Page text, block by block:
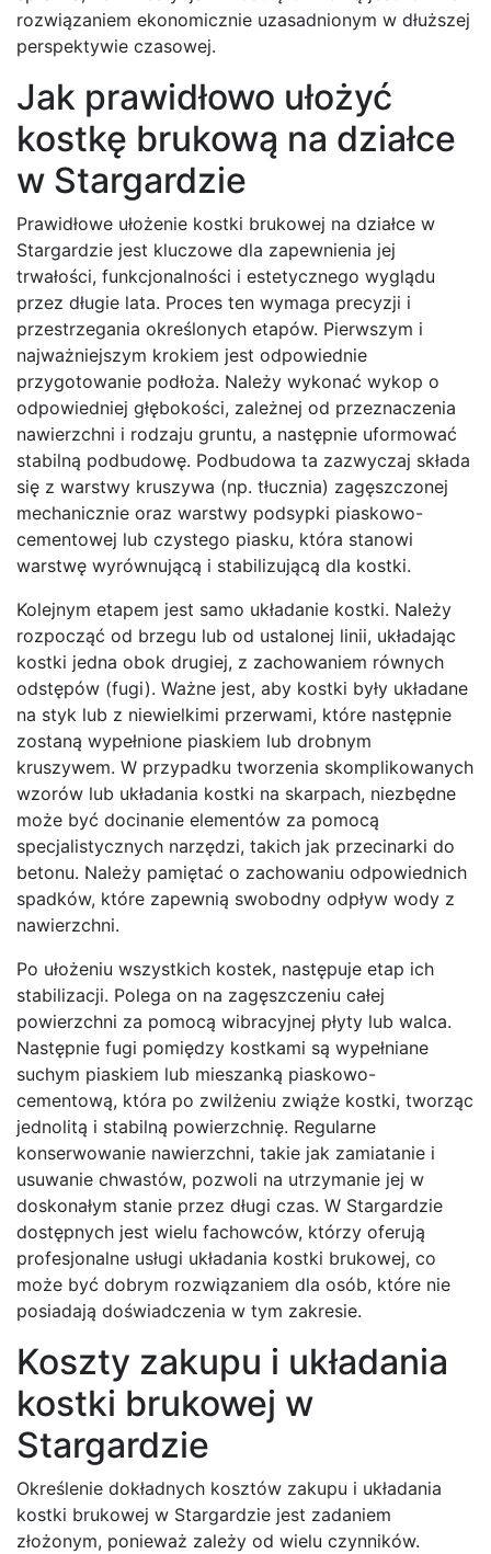
rozwiązaniem ekonomicznie uzasadnionym w dłuższej
perspektywie czasowej.
Jak prawidłowo ułożyć
kostkę brukową na działce
w Stargardzie
Prawidłowe ułożenie kostki brukowej na działce w
Stargardzie jest kluczowe dla zapewnienia jej
trwałości, funkcjonalności i estetycznego wyglądu
przez długie lata. Proces ten wymaga precyzji i
przestrzegania określonych etapów. Pierwszym i
najważniejszym krokiem jest odpowiednie
przygotowanie podłoża. Należy wykonać wykop o
odpowiedniej głębokości, zależnej od przeznaczenia
nawierzchni i rodzaju gruntu, a następnie uformować
stabilną podbudowę. Podbudowa ta zazwyczaj składa
się z warstwy kruszywa (np. tłucznia) zagęszczonej
mechanicznie oraz warstwy podsypki piaskowo-
cementowej lub czystego piasku, która stanowi
warstwę wyrównującą i stabilizującą dla kostki.
Kolejnym etapem jest samo układanie kostki. Należy
rozpocząć od brzegu lub od ustalonej linii, układając
kostki jedna obok drugiej, z zachowaniem równych
odstępów (fugi). Ważne jest, aby kostki były układane
na styk lub z niewielkimi przerwami, które następnie
zostaną wypełnione piaskiem lub drobnym
kruszywem. W przypadku tworzenia skomplikowanych
wzorów lub układania kostki na skarpach, niezbędne
może być docinanie elementów za pomocą
specjalistycznych narzędzi, takich jak przecinarki do
betonu. Należy pamiętać o zachowaniu odpowiednich
spadków, które zapewnią swobodny odpływ wody z
nawierzchni.
Po ułożeniu wszystkich kostek, następuje etap ich
stabilizacji. Polega on na zagęszczeniu całej
powierzchni za pomocą wibracyjnej płyty lub walca.
Następnie fugi pomiędzy kostkami są wypełniane
suchym piaskiem lub mieszanką piaskowo-
cementową, która po zwilżeniu zwiąże kostki, tworząc
jednolitą i stabilną powierzchnię. Regularne
konserwowanie nawierzchni, takie jak zamiatanie i
usuwanie chwastów, pozwoli na utrzymanie jej w
doskonałym stanie przez długi czas. W Stargardzie
dostępnych jest wielu fachowców, którzy oferują
profesjonalne usługi układania kostki brukowej, co
może być dobrym rozwiązaniem dla osób, które nie
posiadają doświadczenia w tym zakresie.
Koszty zakupu i układania
kostki brukowej w
Stargardzie
Określenie dokładnych kosztów zakupu i układania
kostki brukowej w Stargardzie jest zadaniem
złożonym, ponieważ zależy od wielu czynników.